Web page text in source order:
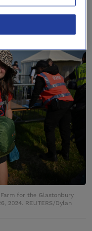
pet dana
for the Glastonbury
2024. REUTERS/Dylan